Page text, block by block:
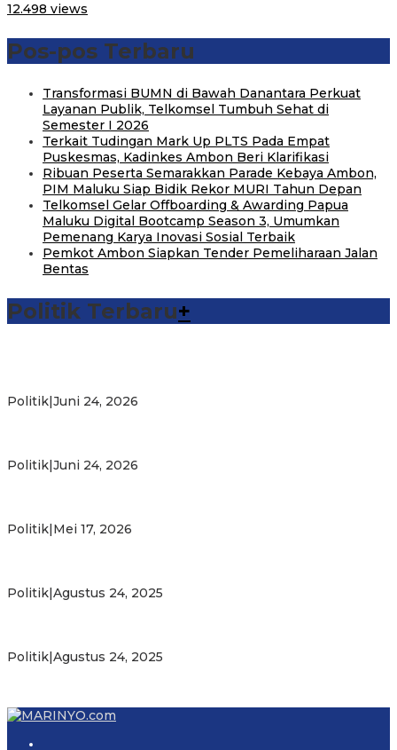
12.498 views
Pos-pos Terbaru
Transformasi BUMN di Bawah Danantara Perkuat
Layanan Publik, Telkomsel Tumbuh Sehat di
Semester I 2026
Terkait Tudingan Mark Up PLTS Pada Empat
Puskesmas, Kadinkes Ambon Beri Klarifikasi
Ribuan Peserta Semarakkan Parade Kebaya Ambon,
PIM Maluku Siap Bidik Rekor MURI Tahun Depan
Telkomsel Gelar Offboarding & Awarding Papua
Maluku Digital Bootcamp Season 3, Umumkan
Pemenang Karya Inovasi Sosial Terbaik
Pemkot Ambon Siapkan Tender Pemeliharaan Jalan
Bentas
Politik Terbaru+
Politik Juni 24, 2026
Politik Juni 24, 2026
Politik Mei 17, 2026
Politik Agustus 24, 2025
Politik Agustus 24, 2025